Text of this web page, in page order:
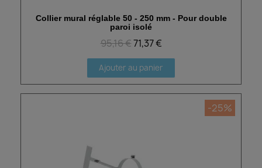
Aperçu rapide
Collier mural réglable 50 - 250 mm - Pour double
paroi isolé
95,16 €71,37 €
Ajouter au panier
-25%